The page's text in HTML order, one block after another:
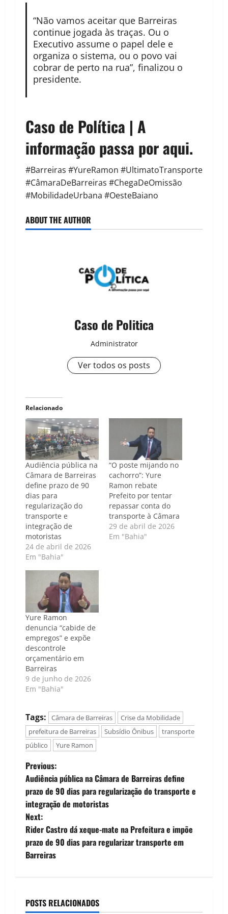
“Não vamos aceitar que Barreiras
continue jogada às traças. Ou o
Executivo assume o papel dele e
organiza o sistema, ou o povo vai
cobrar de perto na rua”, finalizou o
presidente.
Caso de Política | A
informação passa por aqui.
#Barreiras #YureRamon #UltimatoTransporte
#CâmaraDeBarreiras #ChegaDeOmissão
#MobilidadeUrbana #OesteBaiano
ABOUT THE AUTHOR
Caso de Politica
Administrator
Ver todos os posts
Relacionado
Audiência pública na
Câmara de Barreiras
define prazo de 90
dias para
regularização do
transporte e
integração de
motoristas
24 de abril de 2026
Em "Bahia"
“O poste mijando no
cachorro”: Yure
Ramon rebate
Prefeito por tentar
repassar conta do
transporte à Câmara
29 de abril de 2026
Em "Bahia"
Yure Ramon
denuncia “cabide de
empregos” e expõe
descontrole
orçamentário em
Barreiras
9 de junho de 2026
Em "Bahia"
Tags: Câmara de Barreiras
Crise da Mobilidade
prefeitura de Barreiras
Subsídio Ônibus
transporte
público
Yure Ramon
P
o
s
t
n
v
Previous:
Audiência pública na Câmara de Barreiras define
prazo de 90 dias para regularização do transporte e
integração de motoristas
Next:
Rider Castro dá xeque-mate na Prefeitura e impõe
prazo de 90 dias para regularizar transporte em
Barreiras
POSTS RELACIONADOS